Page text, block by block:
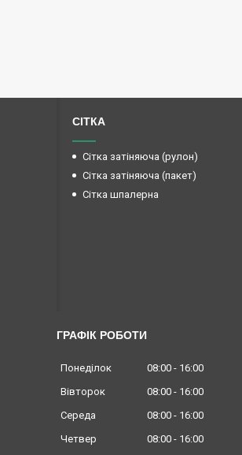
СІТКА
Сітка затіняюча (рулон)
Сітка затіняюча (пакет)
Сітка шпалерна
ГРАФІК РОБОТИ
Понеділок 08:00
16:00
Вівторок
08:00
16:00
Середа
08:00
16:00
Четвер
08:00 16:00